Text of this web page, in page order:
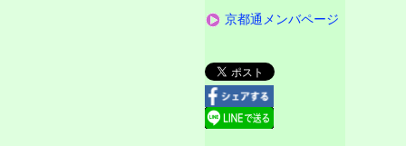
京都通メンバページ